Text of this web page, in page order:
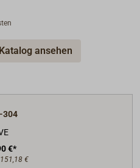
geladen und permanent
mit dem das zu
1,5 A ,
Standby < 0,03 W, IPX6.
ansehen
304
€*
151,18 €